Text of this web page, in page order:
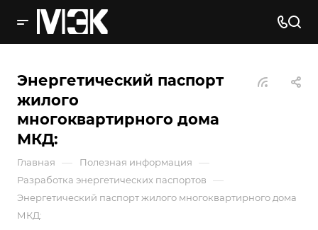
Энергетический паспорт
жилого
многоквартирного дома
МКД:
Главная — Полезная информация —
Разработка энергетических паспортов —
Энергетический паспорт жилого многоквартирного дома
МКД: